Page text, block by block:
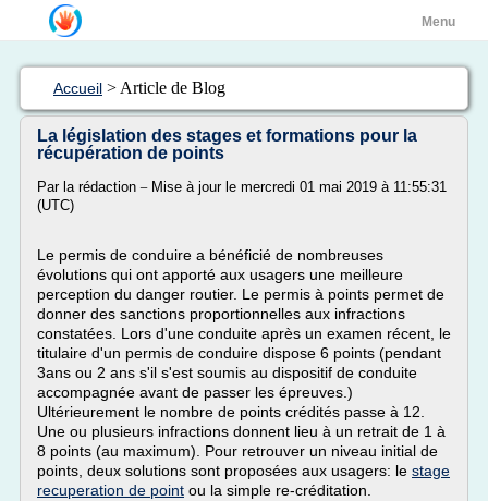
Menu
Accueil > Article de Blog
La législation des stages et formations pour la
récupération de points
Par la rédaction Mise à jour le mercredi 01 mai 2019 à 11:55:31
(UTC)
Le permis de conduire a bénéficié de nombreuses
évolutions qui ont apporté aux usagers une meilleure
perception du danger routier. Le permis à points permet de
donner des sanctions proportionnelles aux infractions
constatées. Lors d'une conduite après un examen récent, le
titulaire d'un permis de conduire dispose 6 points (pendant
3ans ou 2 ans s'il s'est soumis au dispositif de conduite
accompagnée avant de passer les épreuves.)
Ultérieurement le nombre de points crédités passe à 12.
Une ou plusieurs infractions donnent lieu à un retrait de 1 à
8 points (au maximum). Pour retrouver un niveau initial de
points, deux solutions sont proposées aux usagers: le stage
recuperation de point ou la simple re-créditation.